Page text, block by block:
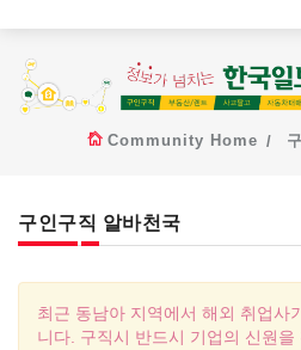
Community Home
구인구직 알바천국
최근 동남아 지역에서 해외 취업사
니다. 구직시 반드시 기업의 신원을